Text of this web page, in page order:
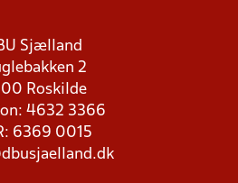
Sjælland
2
Roskilde
4632 3366
6369 0015